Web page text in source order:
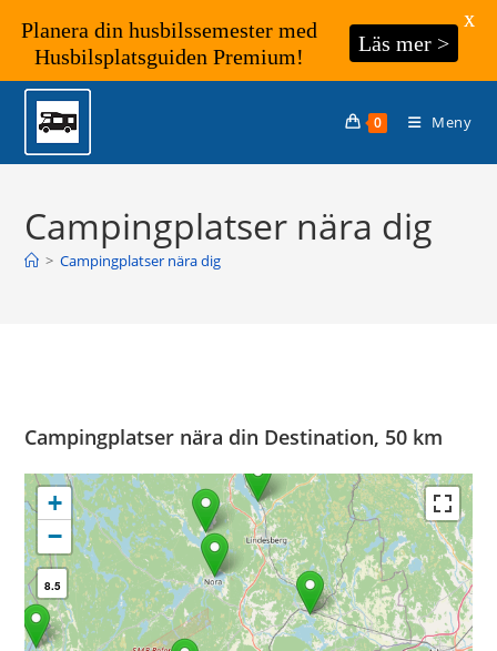
Hoppa
innehållet
0 Meny
Campingplatser nära dig
> Campingplatser nära dig
Campingplatser nära din Destination, 50 km
+
−
8.5
Planera din husbilssemester med
Husbilsplatsguiden Premium!
Läs mer >
X